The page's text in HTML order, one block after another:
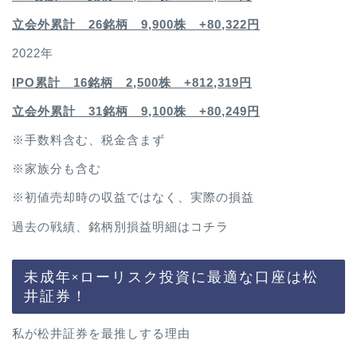
立会外累計 26銘柄 9,900株 +80,322円
2022年
IPO累計 16銘柄 2,500株 +812,319円
立会外累計 31銘柄 9,100株 +80,249円
※手数料含む、税金含まず
※家族分も含む
※初値売却時の収益ではなく、実際の損益
過去の戦績、銘柄別損益明細は コチラ
未成年×ローリスク投資に最適な口座は松
井証券！
私が松井証券を最推しする理由